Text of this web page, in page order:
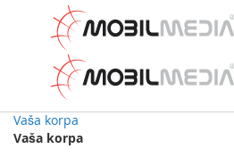
Vaša korpa
Vaša korpa